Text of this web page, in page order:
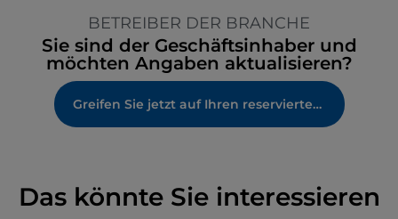
BETREIBER DER BRANCHE
Sie sind der Geschäftsinhaber und
möchten Angaben aktualisieren?
Greifen Sie jetzt auf Ihren reservierten Bereich zu
Das könnte Sie interessieren